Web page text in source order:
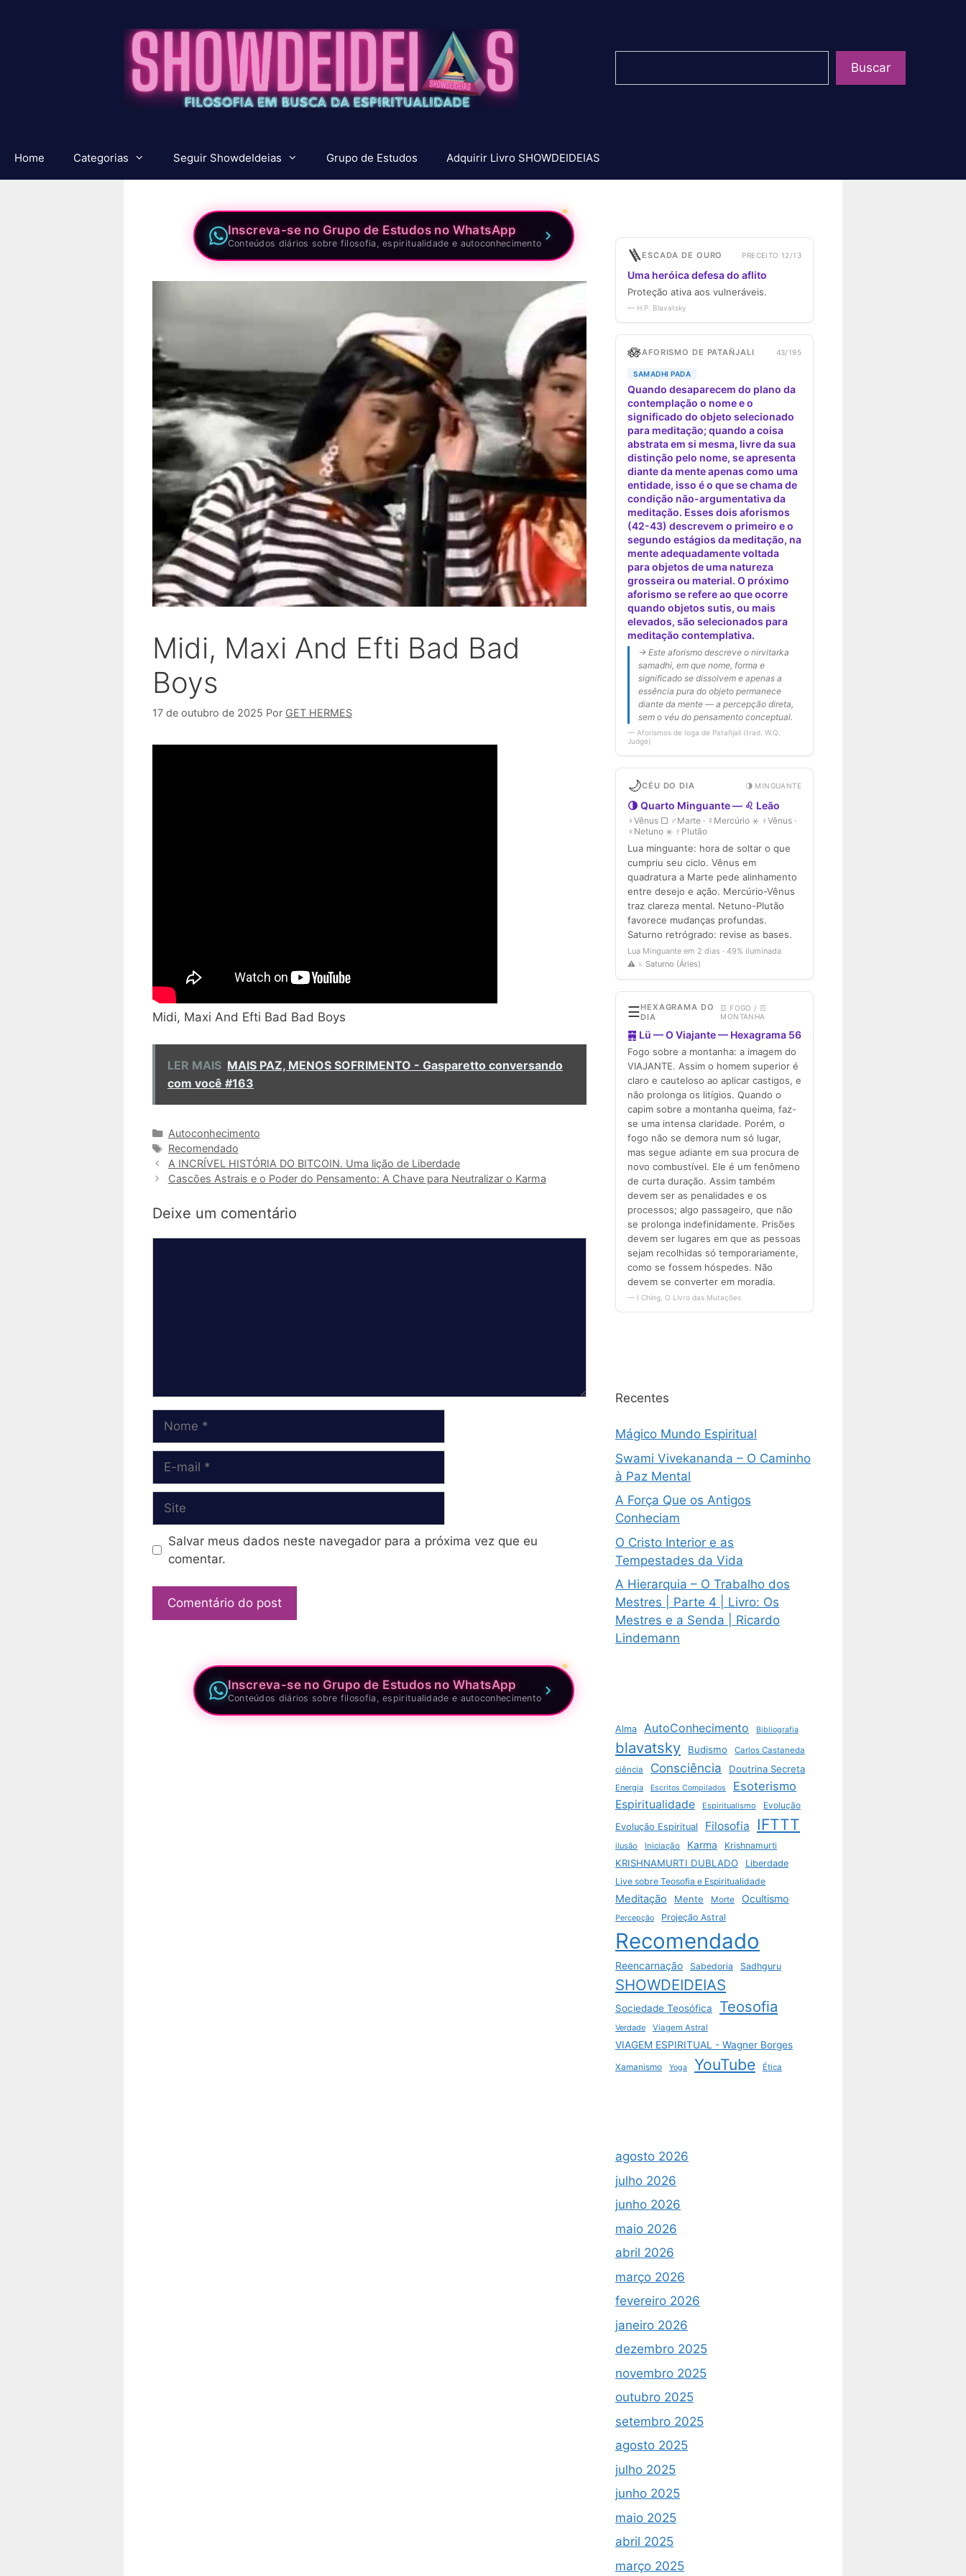
Buscar
Home Categorias Seguir ShowdeIdeias Grupo de Estudos Adquirir Livro SHOWDEIDEIAS
Inscreva-se no Grupo de Estudos no WhatsApp
Conteúdos diários sobre filosofia, espiritualidade e autoconhecimento
Midi, Maxi And Efti Bad Bad
Boys
17 de outubro de 2025 Por GET HERMES
Midi, Maxi And Efti Bad Bad Boys
LER MAIS MAIS PAZ, MENOS SOFRIMENTO - Gasparetto conversando
com você #163
Categorias
Autoconhecimento
Tags
Recomendado
A INCRÍVEL HISTÓRIA DO BITCOIN. Uma lição de Liberdade
Cascões Astrais e o Poder do Pensamento: A Chave para Neutralizar o Karma
Deixe um comentário
mail
Salvar meus dados neste navegador para a próxima vez que eu
comentar.
Inscreva-se no Grupo de Estudos no WhatsApp
Conteúdos diários sobre filosofia, espiritualidade e autoconhecimento
Recentes
Mágico Mundo Espiritual
Swami Vivekananda – O Caminho
à Paz Mental
A Força Que os Antigos
Conheciam
O Cristo Interior e as
Tempestades da Vida
A Hierarquia – O Trabalho dos
Mestres | Parte 4 | Livro: Os
Mestres e a Senda | Ricardo
Lindemann
Alma AutoConhecimento Bibliografia
blavatsky Budismo
Carlos Castaneda
ciência
Consciência Doutrina Secreta
Energia Escritos Compilados Esoterismo
Espiritualidade Espiritualismo Evolução
Evolução Espiritual Filosofia IFTTT
ilusão Iniciação Karma Krishnamurti
KRISHNAMURTI DUBLADO
Liberdade
Live sobre Teosofia e Espiritualidade
Meditação Mente Morte Ocultismo
Percepção Projeção Astral
Recomendado
Reencarnação Sabedoria Sadhguru
SHOWDEIDEIAS
Sociedade Teosófica Teosofia
Verdade Viagem Astral
VIAGEM ESPIRITUAL - Wagner Borges
Xamanismo Yoga YouTube Ética
agosto 2026
julho 2026
junho 2026
maio 2026
abril 2026
março 2026
fevereiro 2026
janeiro 2026
dezembro 2025
novembro 2025
outubro 2025
setembro 2025
agosto 2025
julho 2025
junho 2025
maio 2025
abril 2025
março 2025